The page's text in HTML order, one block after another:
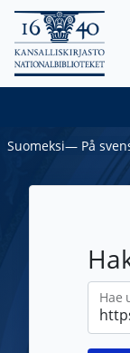
Suomeksi― På
Hae